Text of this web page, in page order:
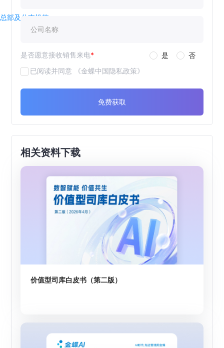
总部及分支机构
是否愿意接收销售来电* 是
否
已阅读并同意
《金蝶中国隐私政策》
免费获取
相关资料下载
价值型司库白皮书（第二版）